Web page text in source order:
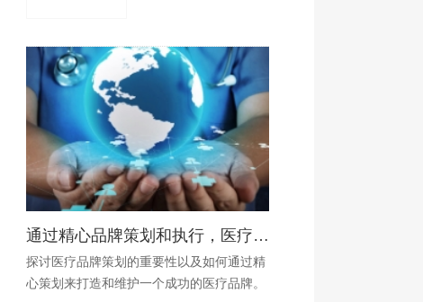
通过精心品牌策划和执行，医疗机构可以建立起品牌优势?
探讨医疗品牌策划的重要性以及如何通过精
心策划来打造和维护一个成功的医疗品牌。